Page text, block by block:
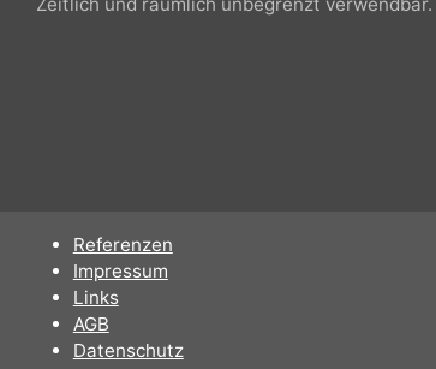
Referenzen
Impressum